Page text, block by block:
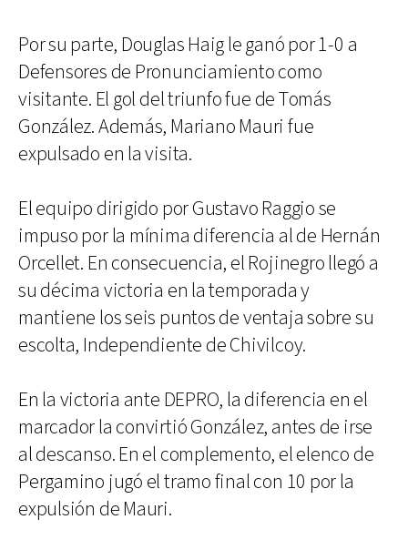
Por su parte, Douglas Haig le ganó por 1-0 a
Defensores de Pronunciamiento como
visitante. El gol del triunfo fue de Tomás
González. Además, Mariano Mauri fue
expulsado en la visita.
El equipo dirigido por Gustavo Raggio se
impuso por la mínima diferencia al de Hernán
Orcellet. En consecuencia, el Rojinegro llegó a
su décima victoria en la temporada y
mantiene los seis puntos de ventaja sobre su
escolta, Independiente de Chivilcoy.
En la victoria ante DEPRO, la diferencia en el
marcador la convirtió González, antes de irse
al descanso. En el complemento, el elenco de
Pergamino jugó el tramo final con 10 por la
expulsión de Mauri.